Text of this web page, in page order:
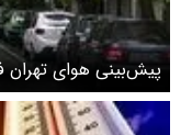
باران تا چهارشنبه